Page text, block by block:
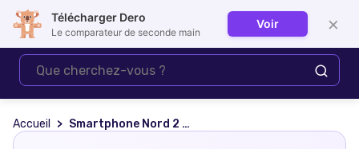
Se connecter
Accueil Smartphone Nord 2 bleu 6.43 RAM 6 Go stockage 128 Go
Télécharger Dero
Le comparateur de seconde main
Voir ×